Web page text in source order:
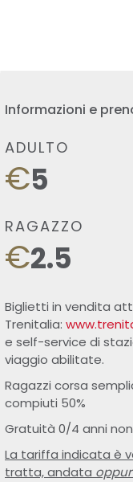
Informazioni e
ADULTO
€5
RAGAZZO
€2.5
Biglietti in vendita
Trenitalia:
e self-service di
viaggio abilitate.
Ragazzi corsa
compiuti 50%
Gratuità 0/4 anni
La tariffa indicata è
tratta, andata